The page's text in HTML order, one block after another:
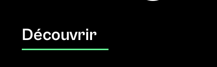
Découvrir